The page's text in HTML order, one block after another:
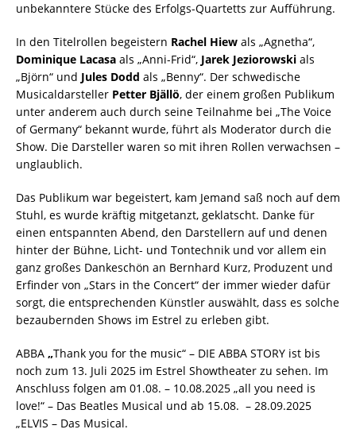
unbekanntere Stücke des Erfolgs-Quartetts zur Aufführung.
In den Titelrollen begeistern Rachel Hiew als „Agnetha“,
Dominique Lacasa als „Anni-Frid“, Jarek Jeziorowski als
„Björn“ und Jules Dodd als „Benny“. Der schwedische
Musicaldarsteller Petter Bjällö, der einem großen Publikum
unter anderem auch durch seine Teilnahme bei „The Voice
of Germany“ bekannt wurde, führt als Moderator durch die
Show. Die Darsteller waren so mit ihren Rollen verwachsen –
unglaublich.
Das Publikum war begeistert, kam Jemand saß noch auf dem
Stuhl, es wurde kräftig mitgetanzt, geklatscht. Danke für
einen entspannten Abend, den Darstellern auf und denen
hinter der Bühne, Licht- und Tontechnik und vor allem ein
ganz großes Dankeschön an Bernhard Kurz, Produzent und
Erfinder von „Stars in the Concert“ der immer wieder dafür
sorgt, die entsprechenden Künstler auswählt, dass es solche
bezaubernden Shows im Estrel zu erleben gibt.
ABBA „Thank you for the music“ – DIE ABBA STORY ist bis
noch zum 13. Juli 2025 im Estrel Showtheater zu sehen. Im
Anschluss folgen am 01.08. – 10.08.2025 „all you need is
love!“ – Das Beatles Musical und ab 15.08. – 28.09.2025
„ELVIS – Das Musical.